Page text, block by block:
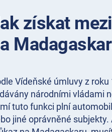
získat
Vídeňské úmluvy z
národními vládami
tuto funkci plní
jiné oprávněné